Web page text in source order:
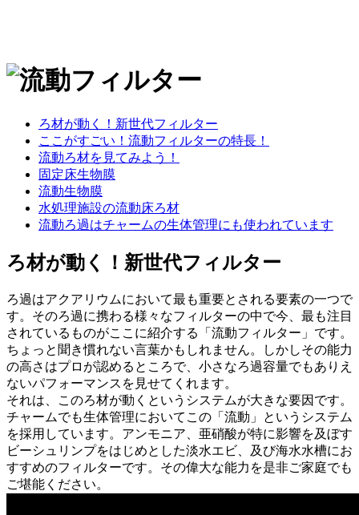
ろ材が動く！新世代フィルター
ここがすごい！流動フィルターの特長！
流動ろ材を見てみよう！
固定床生物膜
流動生物膜
水処理施設の流動床ろ材
流動ろ過はチャームの生体管理にも使われています
ろ材が動く！新世代フィルター
ろ過はアクアリウムにおいて最も重要とされる要素の一つで
す。そのろ過に携わる様々なフィルターの中で今、最も注目
されているものがここに紹介する「流動フィルター」です。
ちょっと聞き慣れない言葉かもしれません。しかしその能力
の高さはプロが認めるところで、小さなろ過容量でもありえ
ないパフォーマンスを見せてくれます。
それは、このろ材が動くというシステムが大きな要因です。
チャームでも生体管理においてこの「流動」というシステム
を採用しています。アンモニア、亜硝酸が特に影響を及ぼす
ビーシュリンプをはじめとした淡水エビ、及び海水水槽にお
すすめのフィルターです。その偉大な能力を是非ご家庭でも
ご堪能ください。